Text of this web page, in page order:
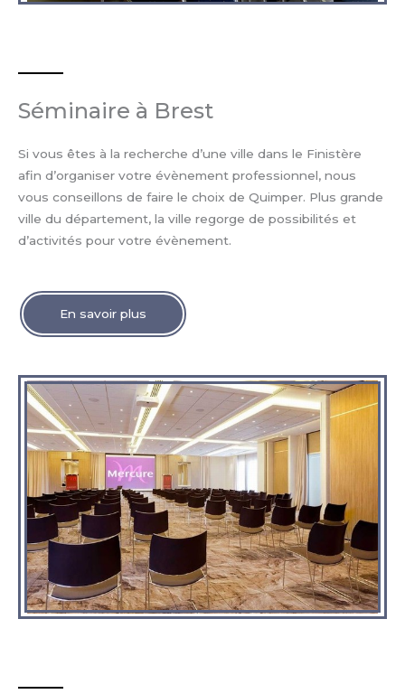
Séminaire à Brest
Si vous êtes à la recherche d’une ville dans le Finistère
afin d’organiser votre évènement professionnel, nous
vous conseillons de faire le choix de Quimper. Plus grande
ville du département, la ville regorge de possibilités et
d’activités pour votre évènement.
En savoir plus